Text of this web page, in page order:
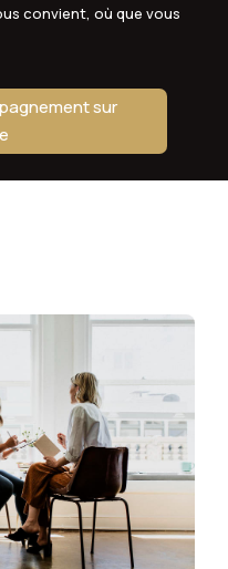
convient, où que vous
sur